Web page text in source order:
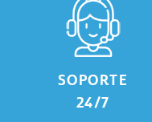
SOPORTE
24/7